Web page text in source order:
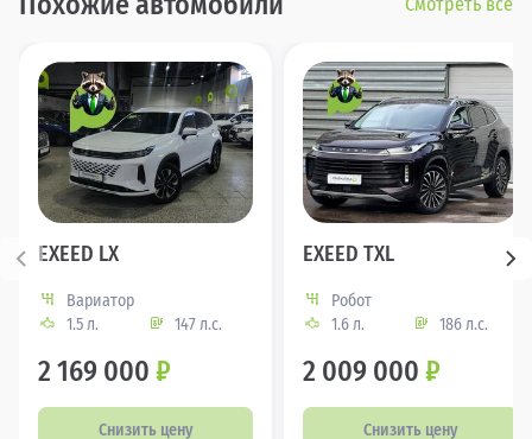
EXEED LX
Вариатор
1.5 л.
147 л.с.
2 169 000 ₽
Снизить цену
EXEED TXL
Робот
1.6 л.
186 л.с.
2 009 000 ₽
Снизить цену